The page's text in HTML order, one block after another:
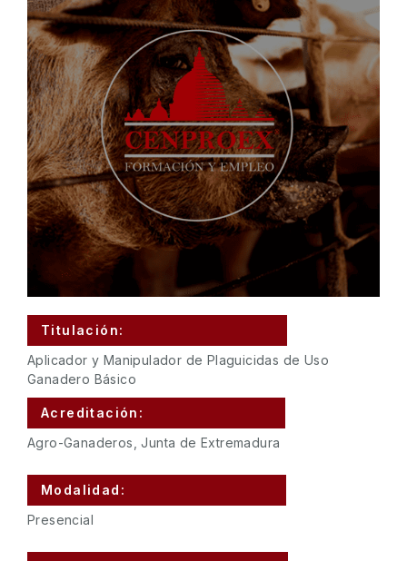
Titulación:
Aplicador y Manipulador de Plaguicidas de Uso
Ganadero Básico
Acreditación:
Agro-Ganaderos, Junta de Extremadura
Modalidad:
Presencial